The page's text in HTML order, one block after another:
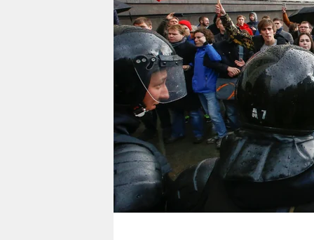
verlag
verlag
veranstaltungen
shop
fragen & hilfe
unterstützen
abo
genossenschaft